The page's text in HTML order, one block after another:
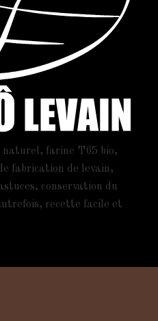
naturel, farine T65 bio,
fabrication de levain,
conservation du
recette facile et